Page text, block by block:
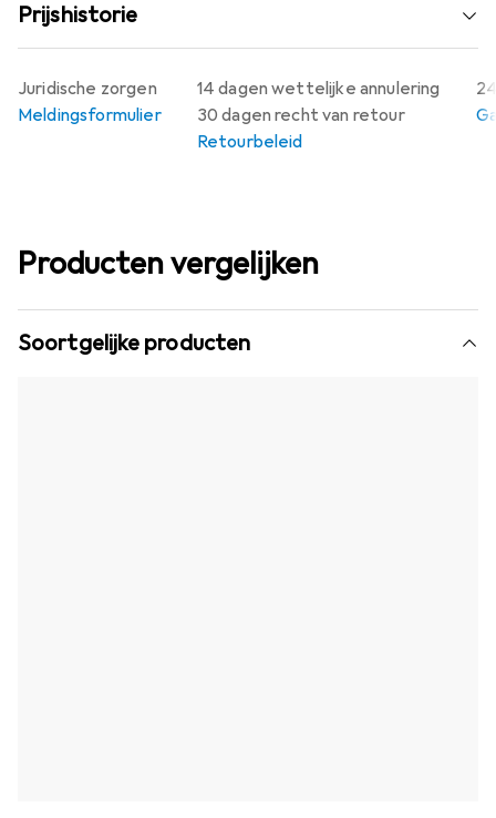
Prijshistorie
14 dagen wettelijke annulering
30 dagen recht van retour
Retourbeleid
Juridische zorgen
Meldingsformulier
Producten vergelijken
Soortgelijke producten